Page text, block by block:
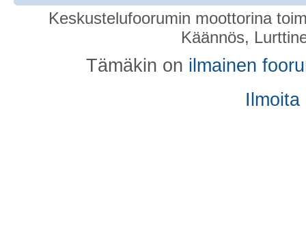
Keskustelufoorumin moottorina
Käännös,
Tämäkin on ilmainen